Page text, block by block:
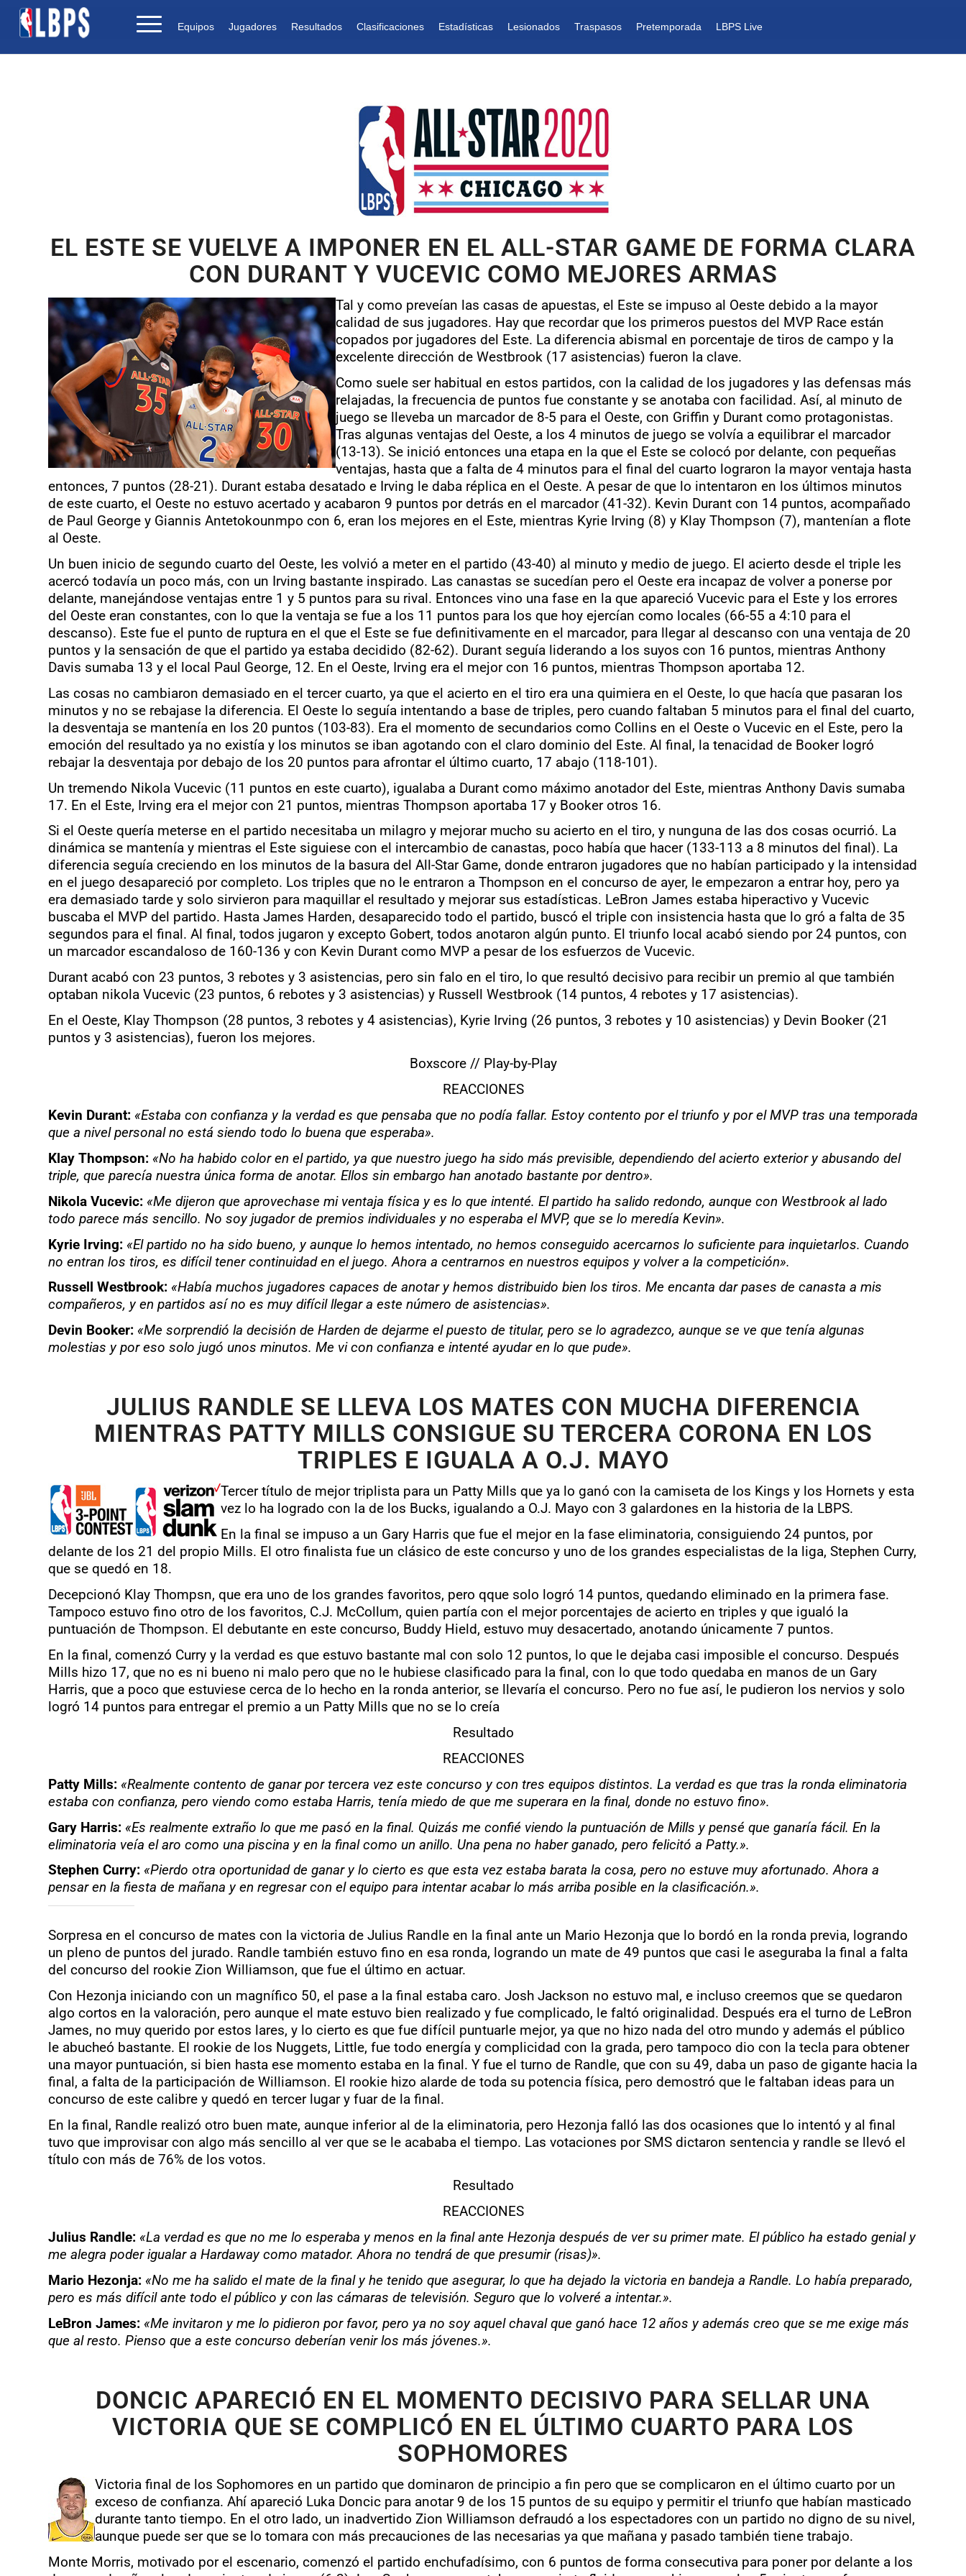
Equipos Jugadores Resultados Clasificaciones Estadísticas Lesionados Traspasos Pretemporada LBPS Live
EL ESTE SE VUELVE A IMPONER EN EL ALL-STAR GAME DE FORMA CLARA
CON DURANT Y VUCEVIC COMO MEJORES ARMAS
Tal y como preveían las casas de apuestas, el Este se impuso al Oeste debido a la mayor
calidad de sus jugadores. Hay que recordar que los primeros puestos del MVP Race están
copados por jugadores del Este. La diferencia abismal en porcentaje de tiros de campo y la
excelente dirección de Westbrook (17 asistencias) fueron la clave.
Como suele ser habitual en estos partidos, con la calidad de los jugadores y las defensas más
relajadas, la frecuencia de puntos fue constante y se anotaba con facilidad. Así, al minuto de
juego se lleveba un marcador de 8-5 para el Oeste, con Griffin y Durant como protagonistas.
Tras algunas ventajas del Oeste, a los 4 minutos de juego se volvía a equilibrar el marcador
(13-13). Se inició entonces una etapa en la que el Este se colocó por delante, con pequeñas
ventajas, hasta que a falta de 4 minutos para el final del cuarto lograron la mayor ventaja hasta
entonces, 7 puntos (28-21). Durant estaba desatado e Irving le daba réplica en el Oeste. A pesar de que lo intentaron en los últimos minutos
de este cuarto, el Oeste no estuvo acertado y acabaron 9 puntos por detrás en el marcador (41-32). Kevin Durant con 14 puntos, acompañado
de Paul George y Giannis Antetokounmpo con 6, eran los mejores en el Este, mientras Kyrie Irving (8) y Klay Thompson (7), mantenían a flote
al Oeste.
Un buen inicio de segundo cuarto del Oeste, les volvió a meter en el partido (43-40) al minuto y medio de juego. El acierto desde el triple les
acercó todavía un poco más, con un Irving bastante inspirado. Las canastas se sucedían pero el Oeste era incapaz de volver a ponerse por
delante, manejándose ventajas entre 1 y 5 puntos para su rival. Entonces vino una fase en la que apareció Vucevic para el Este y los errores
del Oeste eran constantes, con lo que la ventaja se fue a los 11 puntos para los que hoy ejercían como locales (66-55 a 4:10 para el
descanso). Este fue el punto de ruptura en el que el Este se fue definitivamente en el marcador, para llegar al descanso con una ventaja de 20
puntos y la sensación de que el partido ya estaba decidido (82-62). Durant seguía liderando a los suyos con 16 puntos, mientras Anthony
Davis sumaba 13 y el local Paul George, 12. En el Oeste, Irving era el mejor con 16 puntos, mientras Thompson aportaba 12.
Las cosas no cambiaron demasiado en el tercer cuarto, ya que el acierto en el tiro era una quimiera en el Oeste, lo que hacía que pasaran los
minutos y no se rebajase la diferencia. El Oeste lo seguía intentando a base de triples, pero cuando faltaban 5 minutos para el final del cuarto,
la desventaja se mantenía en los 20 puntos (103-83). Era el momento de secundarios como Collins en el Oeste o Vucevic en el Este, pero la
emoción del resultado ya no existía y los minutos se iban agotando con el claro dominio del Este. Al final, la tenacidad de Booker logró
rebajar la desventaja por debajo de los 20 puntos para afrontar el último cuarto, 17 abajo (118-101).
Un tremendo Nikola Vucevic (11 puntos en este cuarto), igualaba a Durant como máximo anotador del Este, mientras Anthony Davis sumaba
17. En el Este, Irving era el mejor con 21 puntos, mientras Thompson aportaba 17 y Booker otros 16.
Si el Oeste quería meterse en el partido necesitaba un milagro y mejorar mucho su acierto en el tiro, y nunguna de las dos cosas ocurrió. La
dinámica se mantenía y mientras el Este siguiese con el intercambio de canastas, poco había que hacer (133-113 a 8 minutos del final). La
diferencia seguía creciendo en los minutos de la basura del All-Star Game, donde entraron jugadores que no habían participado y la intensidad
en el juego desapareció por completo. Los triples que no le entraron a Thompson en el concurso de ayer, le empezaron a entrar hoy, pero ya
era demasiado tarde y solo sirvieron para maquillar el resultado y mejorar sus estadísticas. LeBron James estaba hiperactivo y Vucevic
buscaba el MVP del partido. Hasta James Harden, desaparecido todo el partido, buscó el triple con insistencia hasta que lo gró a falta de 35
segundos para el final. Al final, todos jugaron y excepto Gobert, todos anotaron algún punto. El triunfo local acabó siendo por 24 puntos, con
un marcador escandaloso de 160-136 y con Kevin Durant como MVP a pesar de los esfuerzos de Vucevic.
Durant acabó con 23 puntos, 3 rebotes y 3 asistencias, pero sin falo en el tiro, lo que resultó decisivo para recibir un premio al que también
optaban nikola Vucevic (23 puntos, 6 rebotes y 3 asistencias) y Russell Westbrook (14 puntos, 4 rebotes y 17 asistencias).
En el Oeste, Klay Thompson (28 puntos, 3 rebotes y 4 asistencias), Kyrie Irving (26 puntos, 3 rebotes y 10 asistencias) y Devin Booker (21
puntos y 3 asistencias), fueron los mejores.
Boxscore// Play-by-Play
REACCIONES
Kevin Durant: «Estaba con confianza y la verdad es que pensaba que no podía fallar. Estoy contento por el triunfo y por el MVP tras una temporada
que a nivel personal no está siendo todo lo buena que esperaba».
Klay Thompson: «No ha habido color en el partido, ya que nuestro juego ha sido más previsible, dependiendo del acierto exterior y abusando del
triple, que parecía nuestra única forma de anotar. Ellos sin embargo han anotado bastante por dentro».
Nikola Vucevic: «Me dijeron que aprovechase mi ventaja física y es lo que intenté. El partido ha salido redondo, aunque con Westbrook al lado
todo parece más sencillo. No soy jugador de premios individuales y no esperaba el MVP, que se lo meredía Kevin».
Kyrie Irving: «El partido no ha sido bueno, y aunque lo hemos intentado, no hemos conseguido acercarnos lo suficiente para inquietarlos. Cuando
no entran los tiros, es difícil tener continuidad en el juego. Ahora a centrarnos en nuestros equipos y volver a la competición».
Russell Westbrook: «Había muchos jugadores capaces de anotar y hemos distribuido bien los tiros. Me encanta dar pases de canasta a mis
compañeros, y en partidos así no es muy difícil llegar a este número de asistencias».
Devin Booker: «Me sorprendió la decisión de Harden de dejarme el puesto de titular, pero se lo agradezco, aunque se ve que tenía algunas
molestias y por eso solo jugó unos minutos. Me vi con confianza e intenté ayudar en lo que pude».
JULIUS RANDLE SE LLEVA LOS MATES CON MUCHA DIFERENCIA
MIENTRAS PATTY MILLS CONSIGUE SU TERCERA CORONA EN LOS
TRIPLES E IGUALA A O.J. MAYO
Tercer título de mejor triplista para un Patty Mills que ya lo ganó con la camiseta de los Kings y los Hornets y esta
vez lo ha logrado con la de los Bucks, igualando a O.J. Mayo con 3 galardones en la historia de la LBPS.
En la final se impuso a un Gary Harris que fue el mejor en la fase eliminatoria, consiguiendo 24 puntos, por
delante de los 21 del propio Mills. El otro finalista fue un clásico de este concurso y uno de los grandes especialistas de la liga, Stephen Curry,
que se quedó en 18.
Decepcionó Klay Thompsn, que era uno de los grandes favoritos, pero qque solo logró 14 puntos, quedando eliminado en la primera fase.
Tampoco estuvo fino otro de los favoritos, C.J. McCollum, quien partía con el mejor porcentajes de acierto en triples y que igualó la
puntuación de Thompson. El debutante en este concurso, Buddy Hield, estuvo muy desacertado, anotando únicamente 7 puntos.
En la final, comenzó Curry y la verdad es que estuvo bastante mal con solo 12 puntos, lo que le dejaba casi imposible el concurso. Después
Mills hizo 17, que no es ni bueno ni malo pero que no le hubiese clasificado para la final, con lo que todo quedaba en manos de un Gary
Harris, que a poco que estuviese cerca de lo hecho en la ronda anterior, se llevaría el concurso. Pero no fue así, le pudieron los nervios y solo
logró 14 puntos para entregar el premio a un Patty Mills que no se lo creía
Resultado
REACCIONES
Patty Mills: «Realmente contento de ganar por tercera vez este concurso y con tres equipos distintos. La verdad es que tras la ronda eliminatoria
estaba con confianza, pero viendo como estaba Harris, tenía miedo de que me superara en la final, donde no estuvo fino».
Gary Harris: «Es realmente extraño lo que me pasó en la final. Quizás me confié viendo la puntuación de Mills y pensé que ganaría fácil. En la
eliminatoria veía el aro como una piscina y en la final como un anillo. Una pena no haber ganado, pero felicitó a Patty.».
Stephen Curry: «Pierdo otra oportunidad de ganar y lo cierto es que esta vez estaba barata la cosa, pero no estuve muy afortunado. Ahora a
pensar en la fiesta de mañana y en regresar con el equipo para intentar acabar lo más arriba posible en la clasificación.».
Sorpresa en el concurso de mates con la victoria de Julius Randle en la final ante un Mario Hezonja que lo bordó en la ronda previa, logrando
un pleno de puntos del jurado. Randle también estuvo fino en esa ronda, logrando un mate de 49 puntos que casi le aseguraba la final a falta
del concurso del rookie Zion Williamson, que fue el último en actuar.
Con Hezonja iniciando con un magnífico 50, el pase a la final estaba caro. Josh Jackson no estuvo mal, e incluso creemos que se quedaron
algo cortos en la valoración, pero aunque el mate estuvo bien realizado y fue complicado, le faltó originalidad. Después era el turno de LeBron
James, no muy querido por estos lares, y lo cierto es que fue difícil puntuarle mejor, ya que no hizo nada del otro mundo y además el público
le abucheó bastante. El rookie de los Nuggets, Little, fue todo energía y complicidad con la grada, pero tampoco dio con la tecla para obtener
una mayor puntuación, si bien hasta ese momento estaba en la final. Y fue el turno de Randle, que con su 49, daba un paso de gigante hacia la
final, a falta de la participación de Williamson. El rookie hizo alarde de toda su potencia física, pero demostró que le faltaban ideas para un
concurso de este calibre y quedó en tercer lugar y fuar de la final.
En la final, Randle realizó otro buen mate, aunque inferior al de la eliminatoria, pero Hezonja falló las dos ocasiones que lo intentó y al final
tuvo que improvisar con algo más sencillo al ver que se le acababa el tiempo. Las votaciones por SMS dictaron sentencia y randle se llevó el
título con más de 76% de los votos.
Resultado
REACCIONES
Julius Randle: «La verdad es que no me lo esperaba y menos en la final ante Hezonja después de ver su primer mate. El público ha estado genial y
me alegra poder igualar a Hardaway como matador. Ahora no tendrá de que presumir (risas)».
Mario Hezonja: «No me ha salido el mate de la final y he tenido que asegurar, lo que ha dejado la victoria en bandeja a Randle. Lo había preparado,
pero es más difícil ante todo el público y con las cámaras de televisión. Seguro que lo volveré a intentar.».
LeBron James: «Me invitaron y me lo pidieron por favor, pero ya no soy aquel chaval que ganó hace 12 años y además creo que se me exige más
que al resto. Pienso que a este concurso deberían venir los más jóvenes.».
DONCIC APARECIÓ EN EL MOMENTO DECISIVO PARA SELLAR UNA
VICTORIA QUE SE COMPLICÓ EN EL ÚLTIMO CUARTO PARA LOS
SOPHOMORES
Victoria final de los Sophomores en un partido que dominaron de principio a fin pero que se complicaron en el último cuarto por un
exceso de confianza. Ahí apareció Luka Doncic para anotar 9 de los 15 puntos de su equipo y permitir el triunfo que habían masticado
durante tanto tiempo. En el otro lado, un inadvertido Zion Williamson defraudó a los espectadores con un partido no digno de su nivel,
aunque puede ser que se lo tomara con más precauciones de las necesarias ya que mañana y pasado también tiene trabajo.
Monte Morris, motivado por el escenario, comenzó el partido enchufadísimo, con 6 puntos de forma consecutiva para poner por delante a los